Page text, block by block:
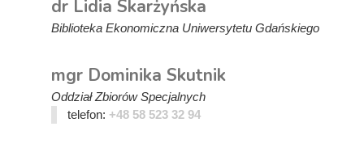
dr Lidia Skarżyńska
Biblioteka Ekonomiczna Uniwersytetu Gdańskiego
mgr Dominika Skutnik
Oddział Zbiorów Specjalnych
telefon: +48 58 523 32 94